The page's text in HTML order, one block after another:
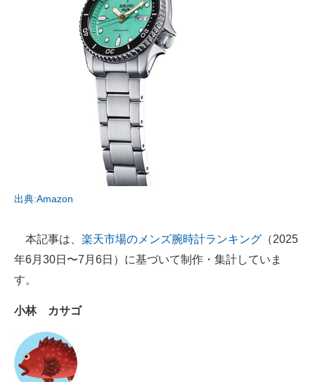
IT製品の技術・比較・事例
製造業のIT導入・活用を支援
モノづくり技術者専門サイト
エレクトロニクス専門サイト
電子設計の基本と応用
エネルギーの専門メディア
建設×テクノロジーの最前線
出典:Amazon
本記事は、 楽天市場のメンズ腕時計ランキング （2025
年6月30日〜7月6日）に基づいて制作・集計していま
す。
小林 カサゴ